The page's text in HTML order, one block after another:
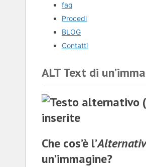
faq
Procedi
BLOG
Contatti
ALT Text di
Che cos’è l’
un’immagine?